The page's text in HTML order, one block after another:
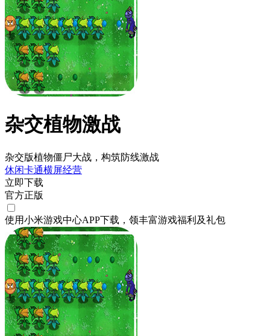
杂交植物激战
杂交版植物僵尸大战，构筑防线激战
休闲卡通横屏经营
立即下载
官方正版
使用小米游戏中心APP下载 ，领丰富游戏福利 及礼包